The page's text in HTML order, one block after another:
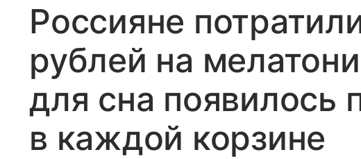
Россияне
рублей на
для сна появилось
в каждой корзине